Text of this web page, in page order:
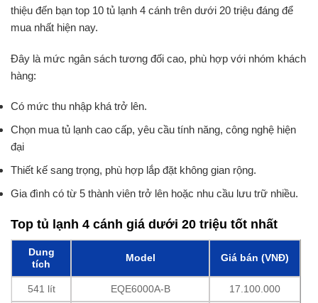
thiệu đến bạn top 10 tủ lạnh 4 cánh trên dưới 20 triệu đáng để
mua nhất hiện nay.
Đây là mức ngân sách tương đối cao, phù hợp với nhóm khách
hàng:
Có mức thu nhập khá trở lên.
Chọn mua tủ lạnh cao cấp, yêu cầu tính năng, công nghệ hiện
đại
Thiết kế sang trọng, phù hợp lắp đặt không gian rộng.
Gia đình có từ 5 thành viên trở lên hoặc nhu cầu lưu trữ nhiều.
Top tủ lạnh 4 cánh giá dưới 20 triệu tốt nhất
Dung
tích
Model Giá bán (VNĐ)
541 lít EQE6000A-B 17.100.000